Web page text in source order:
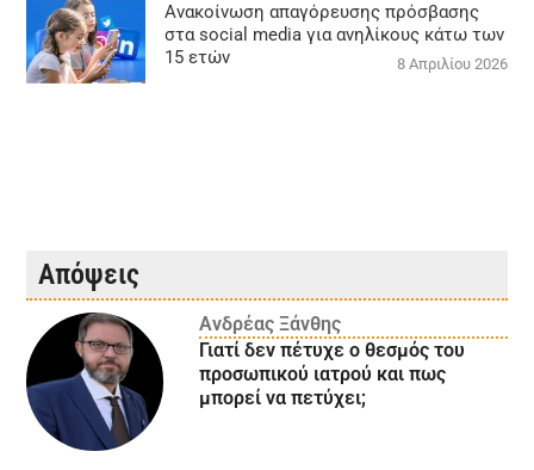
Ανακοίνωση απαγόρευσης πρόσβασης
στα social media για ανηλίκους κάτω των
15 ετών
8 Απριλίου 2026
Απόψεις
Ανδρέας Ξάνθης
Γιατί δεν πέτυχε ο θεσμός του
προσωπικού ιατρού και πως
μπορεί να πετύχει;